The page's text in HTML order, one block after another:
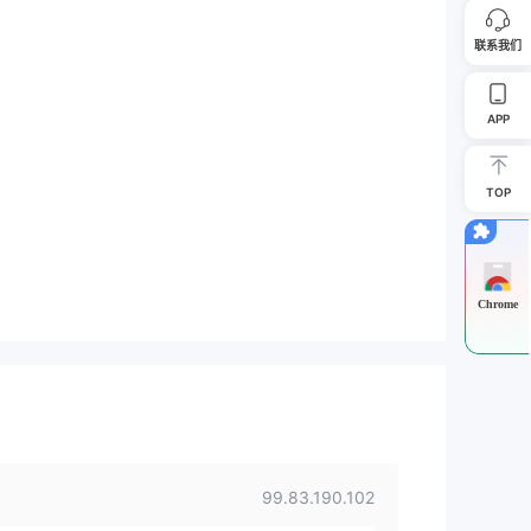
99.83.190.102
联系我们
APP
TOP
Chrome